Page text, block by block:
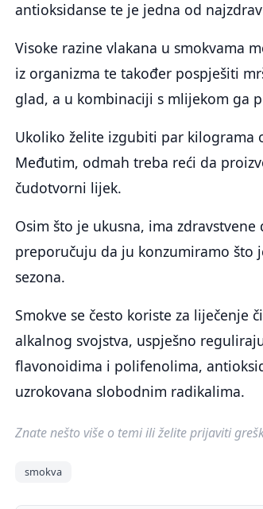
antioksidanse te je jedna od
Visoke razine vlakana u smokvama
iz organizma te također pospješiti
glad, a u kombinaciji s mlijekom ga
Ukoliko želite izgubiti par kilograma
Međutim, odmah treba reći da
čudotvorni lijek.
Osim što je ukusna, ima
preporučuju da ju konzumiramo što
sezona.
Smokve se često koriste za liječenje
alkalnog svojstva, uspješno
flavonoidima i polifenolima,
uzrokovana slobodnim radikalima.
Znate nešto više o temi ili želite prijaviti
smokva